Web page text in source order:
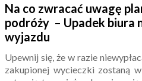
Na co zwracać uwagę
podróży – Upadek biura
wyjazdu
Upewnij się, że w razie
zakupionej wycieczki zostaną